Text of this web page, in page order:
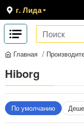
г. Лида
Главная
Hiborg
По умолчанию